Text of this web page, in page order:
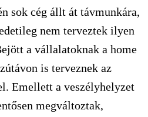
sok cég állt át távmunkára,
nem terveztek ilyen
a vállalatoknak a home
is terveznek az
Emellett a veszélyhelyzet
megváltoztak,